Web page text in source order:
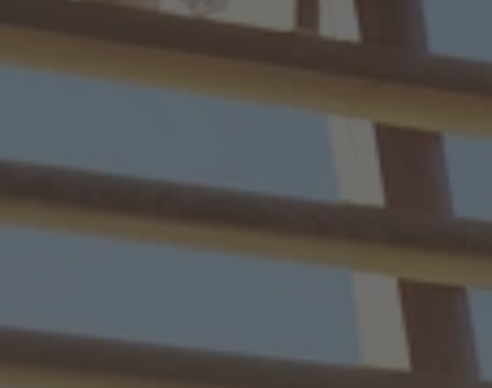
ZU ALLEN RESORTS & RETREATS